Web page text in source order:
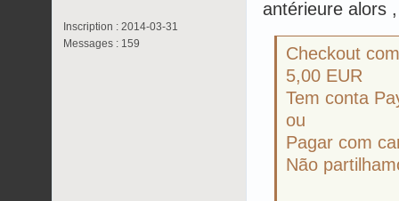
Inscription : 2014-03-31
Messages : 159
antérieure alors
Checkout
5,00 EUR
Tem conta
ou
Pagar com
Não